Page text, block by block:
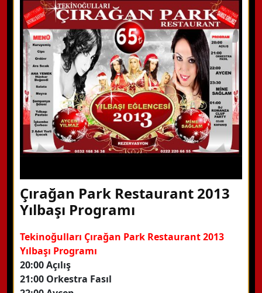
Hemen Arayın
Detaylı Bilgi Alın
Çırağan Park Restaurant 2013
Yılbaşı Programı
Tekinoğulları Çırağan Park Restaurant 2013
Yılbaşı Programı
20:00 Açılış
21:00 Orkestra Fasıl